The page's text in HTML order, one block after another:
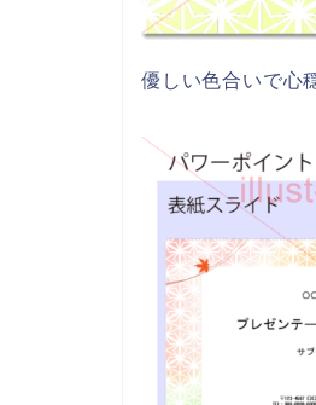
優しい色合いで心